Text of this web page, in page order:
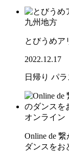
九州地方
とびうめ
2022.12.17
日帰り パラ
オンライン
Online de
ダンスをお